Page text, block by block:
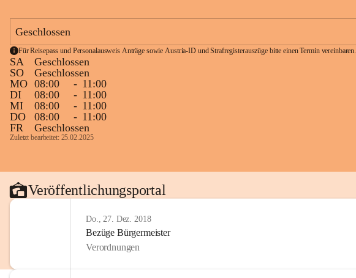
Geschlossen
Für Reisepass und Personalausweis Anträge sowie Austria-ID und Strafregisterauszüge bitte einen Termin vereinbaren.
SA
Geschlossen
SO
Geschlossen
MO 08:00 - 11:00
DI
08:00 - 11:00
MI
08:00 - 11:00
DO
08:00 - 11:00
FR
Geschlossen
Zuletzt bearbeitet: 25.02.2025
Veröffentlichungsportal
Do., 27. Dez. 2018
Bezüge Bürgermeister
Verordnungen